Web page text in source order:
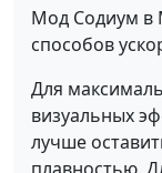
Мод Содиум в
способов
Для
визуальных
лучше